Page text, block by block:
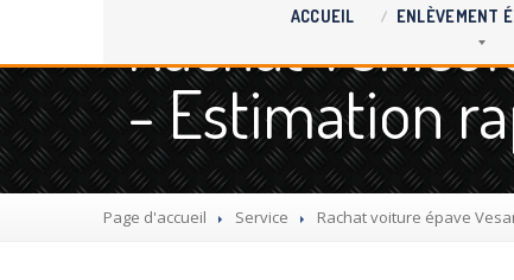
ACCUEIL ENLÈVEMENT
Rachat
- Estimation
Page d'accueil Service Rachatvoiture épave